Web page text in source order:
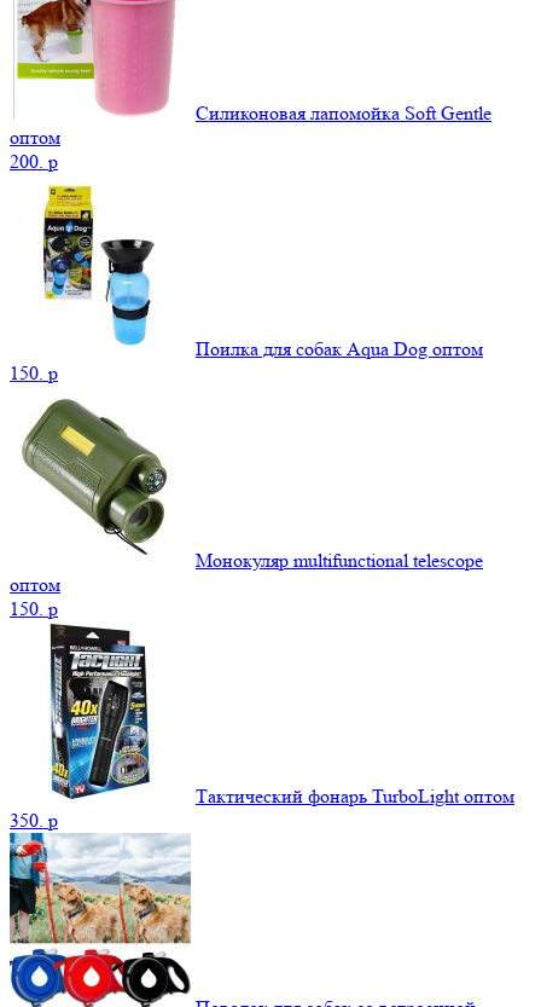
Силиконовая лапомойка Soft Gentle
оптом
200. p
Поилка для собак Aqua Dog оптом
150. p
Монокуляр multifunctional telescope
оптом
150. p
Тактический фонарь TurboLight оптом
350. p